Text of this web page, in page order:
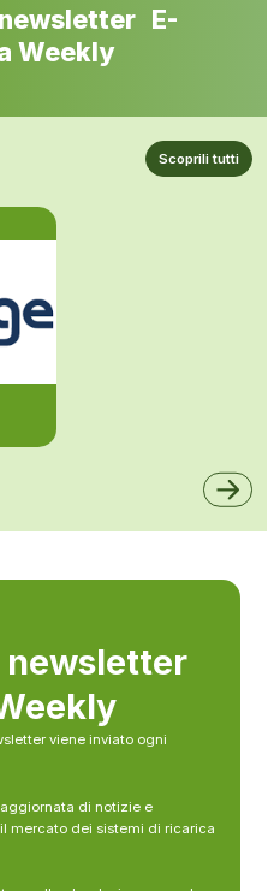
E-
Weekly
Scoprili tutti
viene inviato ogni
di notizie e
mercato dei sistemi di ricarica